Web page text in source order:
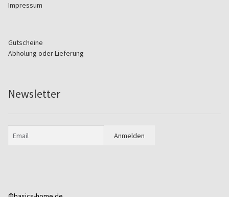
Outdoor
Kataloge Landhaus
Kataloge Massivholz
Impressum
Gutscheine
Abholung oder Lieferung
Newsletter